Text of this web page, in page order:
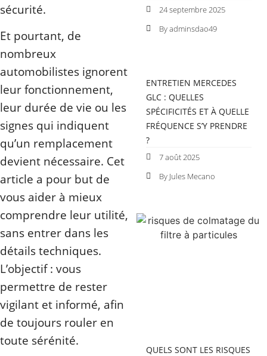
sécurité.
Et pourtant, de
nombreux
automobilistes ignorent
leur fonctionnement,
leur durée de vie ou les
signes qui indiquent
qu’un remplacement
devient nécessaire. Cet
article a pour but de
vous aider à mieux
comprendre leur utilité,
sans entrer dans les
détails techniques.
L’objectif : vous
permettre de rester
vigilant et informé, afin
de toujours rouler en
toute sérénité.
24 septembre 2025
By adminsdao49
ENTRETIEN MERCEDES
GLC : QUELLES
SPÉCIFICITÉS ET À QUELLE
FRÉQUENCE S’Y PRENDRE
?
7 août 2025
By Jules Mecano
QUELS SONT LES RISQUES